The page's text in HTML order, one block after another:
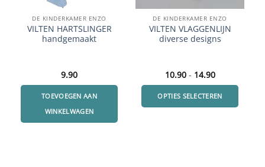
DE KINDERKAMER ENZO
VILTEN HARTSLINGER
handgemaakt
9.90
TOEVOEGEN AAN
WINKELWAGEN
DE KINDERKAMER ENZO
VILTEN VLAGGENLIJN
diverse designs
10.90 - 14.90
OPTIES SELECTEREN